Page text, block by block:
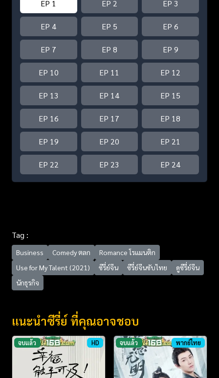
EP 1 EP 2 EP 3
EP 4 EP 5 EP 6
EP 7 EP 8 EP 9
EP 10 EP 11 EP 12
EP 13 EP 14 EP 15
EP 16 EP 17 EP 18
EP 19 EP 20 EP 21
EP 22 EP 23 EP 24
Tag :
Business Comedy ตลก
Romance โรแมนติก
Use for My Talent (2021)
ซีรี่ย์จีน ซีรี่ย์จีนซับไทย
ดูซีรี่ย์จีน
นักธุรกิจ
แนะนำซีรี่ย์ ที่คุณอาจชอบ
จบแล้ว HD จบแล้ว พากย์ไทย